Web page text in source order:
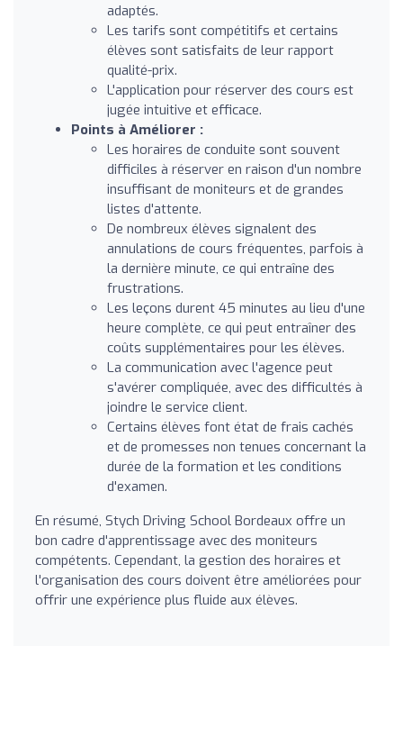
adaptés.
Les tarifs sont compétitifs et certains
élèves sont satisfaits de leur rapport
qualité-prix.
L'application pour réserver des cours est
jugée intuitive et efficace.
Points à Améliorer :
Les horaires de conduite sont souvent
difficiles à réserver en raison d'un nombre
insuffisant de moniteurs et de grandes
listes d'attente.
De nombreux élèves signalent des
annulations de cours fréquentes, parfois à
la dernière minute, ce qui entraîne des
frustrations.
Les leçons durent 45 minutes au lieu d'une
heure complète, ce qui peut entraîner des
coûts supplémentaires pour les élèves.
La communication avec l'agence peut
s'avérer compliquée, avec des difficultés à
joindre le service client.
Certains élèves font état de frais cachés
et de promesses non tenues concernant la
durée de la formation et les conditions
d'examen.
En résumé, Stych Driving School Bordeaux offre un
bon cadre d'apprentissage avec des moniteurs
compétents. Cependant, la gestion des horaires et
l'organisation des cours doivent être améliorées pour
offrir une expérience plus fluide aux élèves.